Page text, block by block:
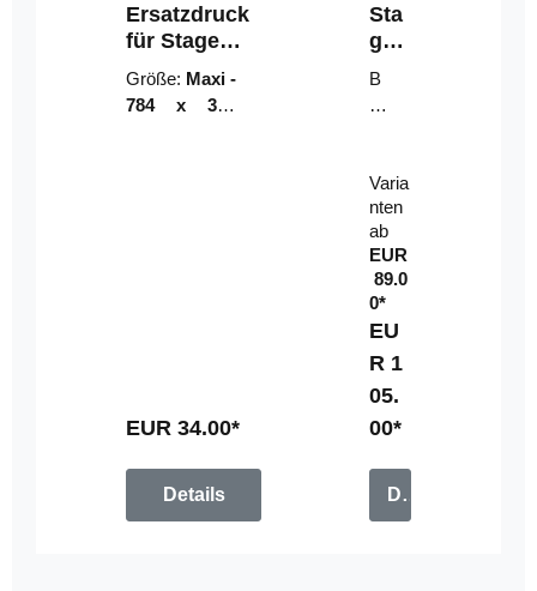
Ersatzdruck
für Stage
Riser
Größe: Maxi -
784 x 314
EUR 34.00*
Details
Sta
geri
ser-
LE
D-
el
B
un
mi
t
Fe
rn
be
di
en
u
n
g
Varia
nten
ab
EUR
89.0
0*
EU
R 1
05.
00*
Details